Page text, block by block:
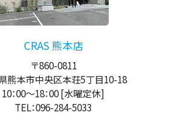
CRAS 熊本店
〒860-0811
熊本市中央区本荘5丁目10-18
10：00～18：00[水曜定休]
TEL：096-284-5033